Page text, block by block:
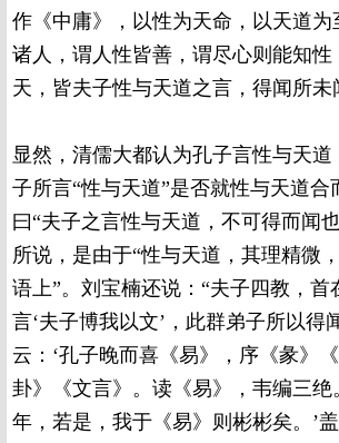
作《中庸》，以性为天命，以天道为
诸人，谓人性皆善，谓尽心则能知性
天，皆夫子性与天道之言，得闻所未
显然，清儒大都认为孔子言性与天
子所言“性与天道”是否就性与天道合
曰“夫子之言性与天道，不可得而闻
所说，是由于“性与天道，其理精微
语上”。刘宝楠还说：“夫子四教，首
言‘夫子博我以文’，此群弟子所以得
云：‘孔子晚而喜《易》，序《彖》
卦》《文言》。读《易》，韦编三绝
年，若是，我于《易》则彬彬矣。’